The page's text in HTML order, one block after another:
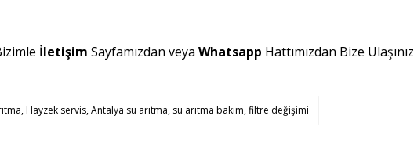
İletişim Sayfamızdan veya Whatsapp Hattımızdan Bize Ulaşınız
Hayzek servis, Antalya su arıtma, su arıtma bakım, filtre değişimi